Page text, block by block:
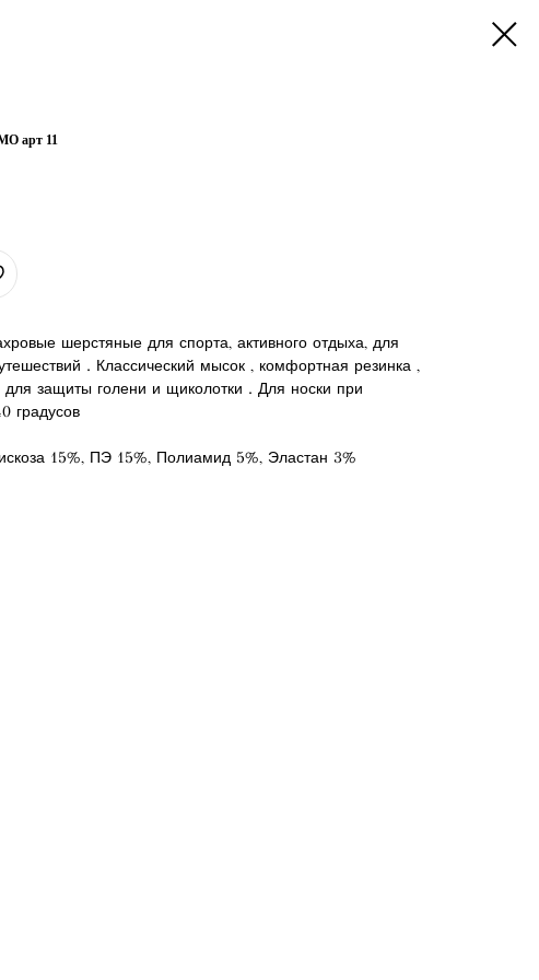
арт 11
шерстяные для спорта, активного отдыха, для
. Классический мысок , комфортная резинка ,
защиты голени и щиколотки . Для носки при
градусов
15%, ПЭ 15%, Полиамид 5%, Эластан 3%